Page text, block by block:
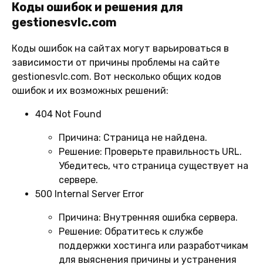
Коды ошибок и решения для
gestionesvlc.com
Коды ошибок на сайтах могут варьироваться в
зависимости от причины проблемы на сайте
gestionesvlc.com. Вот несколько общих кодов
ошибок и их возможных решений:
404 Not Found
Причина: Страница не найдена.
Решение: Проверьте правильность URL.
Убедитесь, что страница существует на
сервере.
500 Internal Server Error
Причина: Внутренняя ошибка сервера.
Решение: Обратитесь к службе
поддержки хостинга или разработчикам
для выяснения причины и устранения